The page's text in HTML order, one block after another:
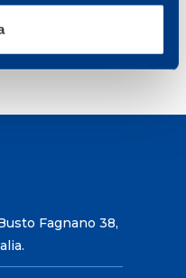
Fagnano 38,